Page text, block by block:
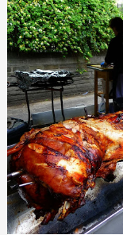
歐
洲
地
中
海
郵
輪
MSC~
第
九
天
倫
敦
borough
market+初
訪
倫